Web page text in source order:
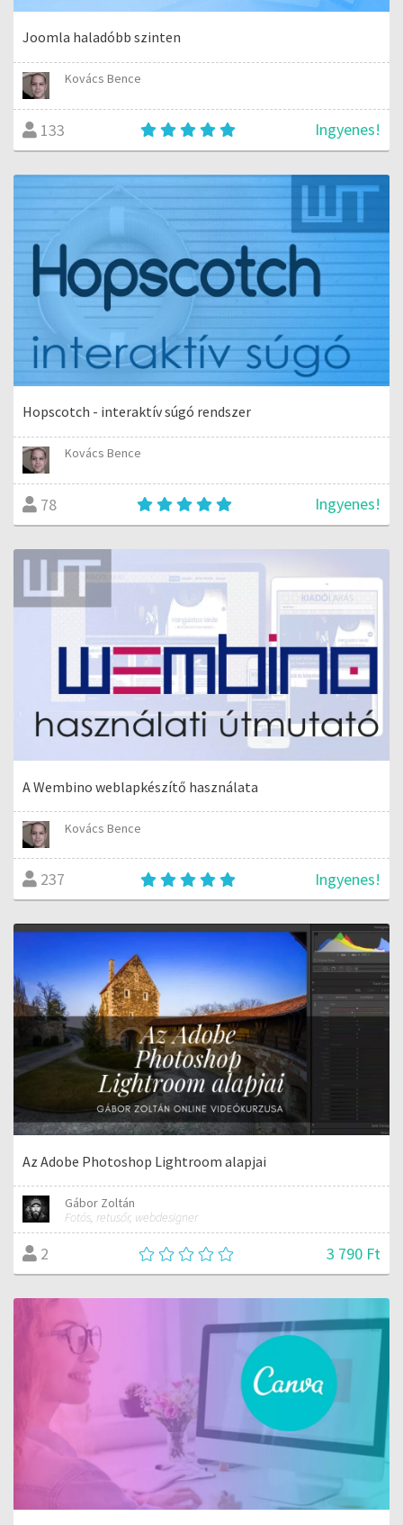
Joomla haladóbb szinten
Kovács Bence
133 Ingyenes!
Hopscotch - interaktív súgó rendszer
Kovács Bence
78 Ingyenes!
A Wembino weblapkészítő használata
Kovács Bence
237 Ingyenes!
Az Adobe Photoshop Lightroom alapjai
Gábor Zoltán
Fotós, retusőr, webdesigner
2 3 790 Ft